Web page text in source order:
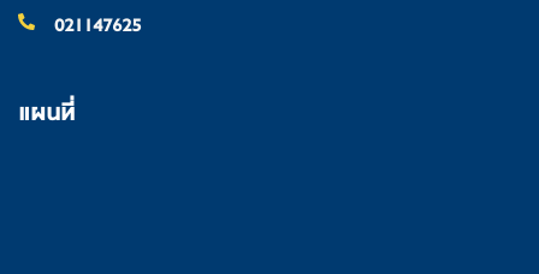
021147625
แผนที่